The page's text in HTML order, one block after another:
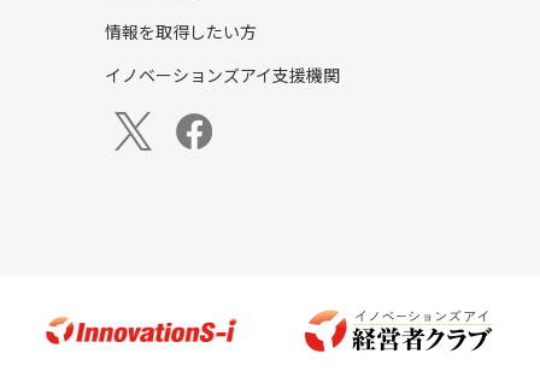
情報を取得したい方
イノベーションズアイ支援機関